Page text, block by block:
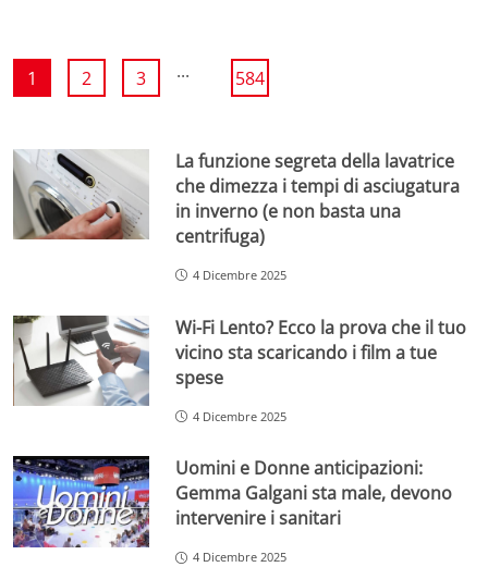
1 2 3 ... 584
La funzione segreta della lavatrice
che dimezza i tempi di asciugatura
in inverno (e non basta una
centrifuga)
4 Dicembre 2025
Wi-Fi Lento? Ecco la prova che il tuo
vicino sta scaricando i film a tue
spese
4 Dicembre 2025
Uomini e Donne anticipazioni:
Gemma Galgani sta male, devono
intervenire i sanitari
4 Dicembre 2025